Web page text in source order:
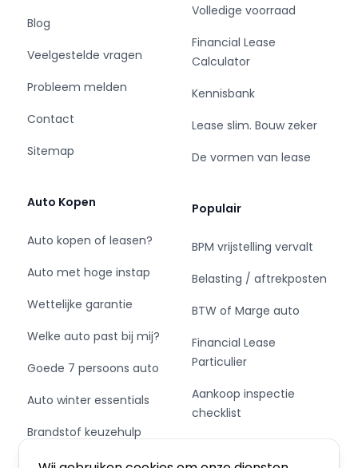
Blog
Veelgestelde vragen
Probleem melden
Contact
Sitemap
Auto Kopen
Auto kopen of leasen?
Auto met hoge instap
Wettelijke garantie
Welke auto past bij mij?
Goede 7 persoons auto
Auto winter essentials
Brandstof keuzehulp
Schakel of automaat?
Volledige voorraad
Financial Lease
Calculator
Kennisbank
Lease slim. Bouw zeker
De vormen van lease
Populair
BPM vrijstelling vervalt
Belasting / aftrekposten
BTW of Marge auto
Financial Lease
Particulier
Aankoop inspectie
checklist
Private Leasen,
Financieren of Kopen?